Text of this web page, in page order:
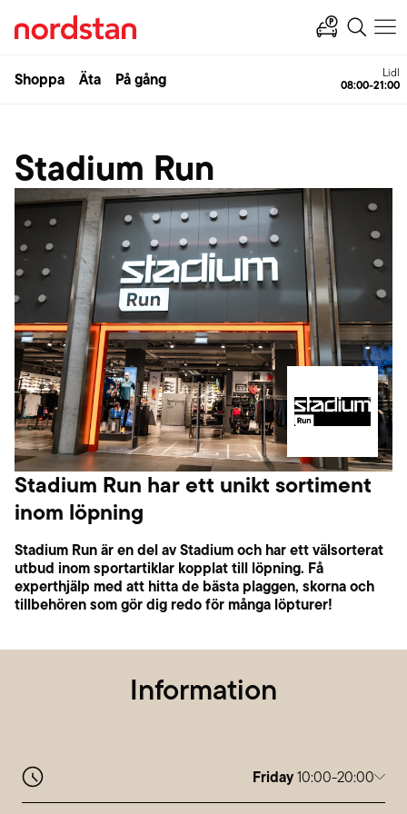
Shoppa Äta På gång Lidl
08:00-21:00
Stadium Run
Stadium Run har ett unikt sortiment
inom löpning
Stadium Run är en del av Stadium och har ett välsorterat
utbud inom sportartiklar kopplat till löpning. Få
experthjälp med att hitta de bästa plaggen, skorna och
tillbehören som gör dig redo för många löpturer!
Information
Friday10:00-20:00
Monday
10:00-20:00